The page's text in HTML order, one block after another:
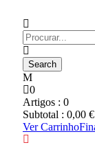
0
Artigos : 0
Subtotal : 0,00 €
Ver Carrinho